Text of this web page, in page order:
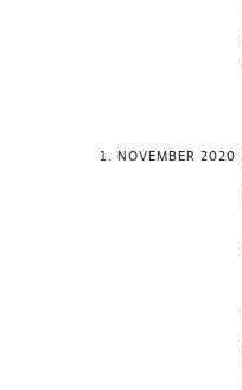
1. NOVEMBER 2020